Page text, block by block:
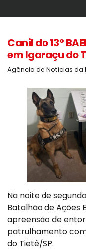
Canil do 13°
em Igaraçu do
Agência de Notícias da
Na noite de
Batalhão de Ações
apreensão de
patrulhamento
do Tietê/SP.